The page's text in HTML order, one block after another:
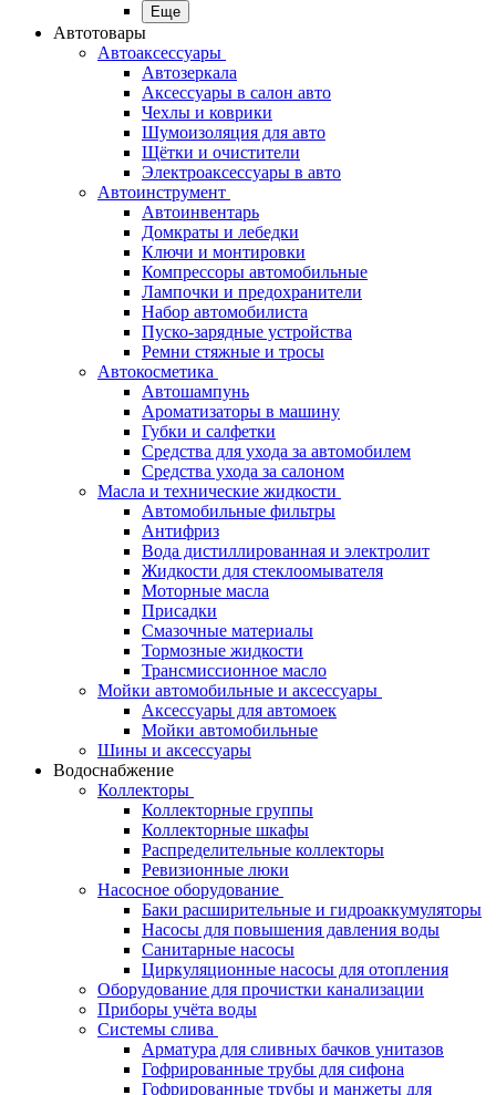
Еще
Автотовары
Автоаксессуары
Автозеркала
Аксессуары в салон авто
Чехлы и коврики
Шумоизоляция для авто
Щётки и очистители
Электроаксессуары в авто
Автоинструмент
Автоинвентарь
Домкраты и лебедки
Ключи и монтировки
Компрессоры автомобильные
Лампочки и предохранители
Набор автомобилиста
Пуско-зарядные устройства
Ремни стяжные и тросы
Автокосметика
Автошампунь
Ароматизаторы в машину
Губки и салфетки
Средства для ухода за автомобилем
Средства ухода за салоном
Масла и технические жидкости
Автомобильные фильтры
Антифриз
Вода дистиллированная и электролит
Жидкости для стеклоомывателя
Моторные масла
Присадки
Смазочные материалы
Тормозные жидкости
Трансмиссионное масло
Мойки автомобильные и аксессуары
Аксессуары для автомоек
Мойки автомобильные
Шины и аксессуары
Водоснабжение
Коллекторы
Коллекторные группы
Коллекторные шкафы
Распределительные коллекторы
Ревизионные люки
Насосное оборудование
Баки расширительные и гидроаккумуляторы
Насосы для повышения давления воды
Санитарные насосы
Циркуляционные насосы для отопления
Оборудование для прочистки канализации
Приборы учёта воды
Системы слива
Арматура для сливных бачков унитазов
Гофрированные трубы для сифона
Гофрированные трубы и манжеты для